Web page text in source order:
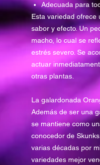
Adecuada para
Esta variedad ofrece
sabor y efecto. Un
macho, lo cual se
estrés severo. Se
actuar
otras plantas.
La galardonada
Además de ser una
se mantiene como
conocedor de
varias décadas por
variedades mejor